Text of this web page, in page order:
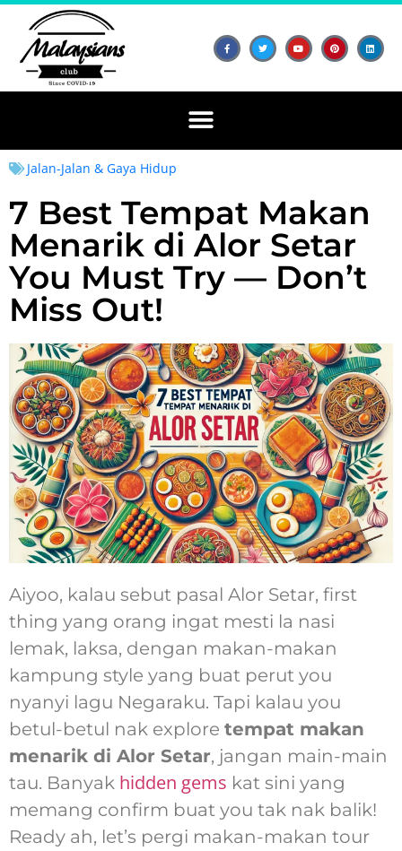
Jalan-Jalan & Gaya Hidup
7 Best Tempat Makan
Menarik di Alor Setar
You Must Try — Don’t
Miss Out!
Aiyoo, kalau sebut pasal Alor Setar, first
thing yang orang ingat mesti la nasi
lemak, laksa, dengan makan-makan
kampung style yang buat perut you
nyanyi lagu Negaraku. Tapi kalau you
betul-betul nak explore tempat makan
menarik di Alor Setar, jangan main-main
tau. Banyak hidden gems kat sini yang
memang confirm buat you tak nak balik!
Ready ah, let’s pergi makan-makan tour